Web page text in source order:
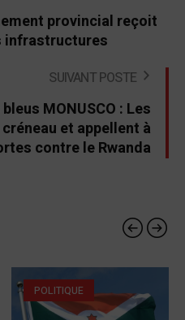
provincial reçoit
infrastructures
SUIVANT POSTE
MONUSCO : Les
et appellent à
contre le Rwanda
POLITIQUE